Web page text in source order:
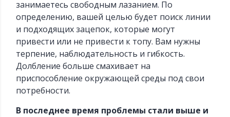
занимаетесь свободным лазанием. По
определению, вашей целью будет поиск линии
и подходящих зацепок, которые могут
привести или не привести к топу. Вам нужны
терпение, наблюдательность и гибкость.
Долбление больше смахивает на
приспособление окружающей среды под свои
потребности.
В последнее время проблемы стали выше и